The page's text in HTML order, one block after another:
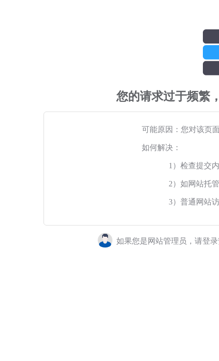
您的请求过于频繁
可能原因：您对该页
如何解决：
1）检查提交
2）如网站托
3）普通网站
如果您是网站管理员，请登